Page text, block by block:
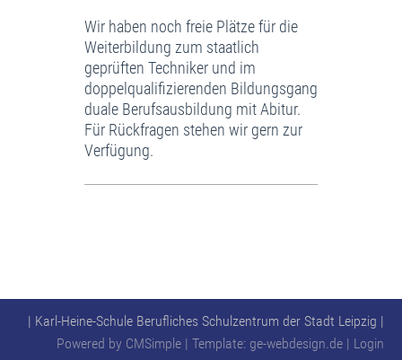
Wir haben noch freie Plätze für die
Weiterbildung zum staatlich
geprüften Techniker und im
doppelqualifizierenden Bildungsgang
duale Berufsausbildung mit Abitur.
Für Rückfragen stehen wir gern zur
Verfügung.
| Karl-Heine-Schule Berufliches Schulzentrum der Stadt Leipzig |
Powered by CMSimple | Template: ge-webdesign.de | Login